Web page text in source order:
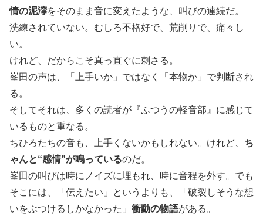
情の泥濘をそのまま音に変えたような、叫びの連続だ。
洗練されていない。むしろ不格好で、荒削りで、痛々し
い。
けれど、だからこそ真っ直ぐに刺さる。
峯田の声は、「上手いか」ではなく「本物か」で判断され
る。
そしてそれは、多くの読者が『ふつうの軽音部』に感じて
いるものと重なる。
ちひろたちの音も、上手くないかもしれない。けれど、 ち
ゃんと“感情”が鳴っているのだ。
峯田の叫びは時にノイズに埋もれ、時に音程を外す。でも
そこには、「伝えたい」というよりも、「破裂しそうな想
いをぶつけるしかなかった」 衝動の物語がある。